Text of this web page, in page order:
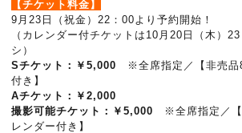
【チケット料金】
9月23日（祝金）22：00より予約開始！
（カレンダー付チケットは10月20日（木）
シ）
Sチケット：￥5,000 ※全席指定／【非売品
付き】
Aチケット：￥2,000
撮影可能チケット：￥5,000 ※全席指定／【
レンダー付き】